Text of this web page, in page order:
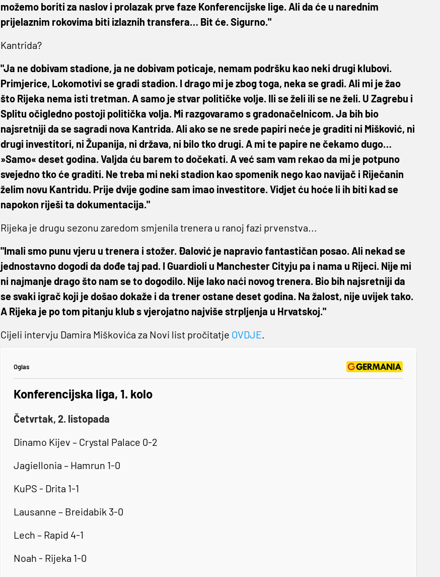
možemo boriti za naslov i prolazak prve faze Konferencijske lige. Ali da će u narednim
prijelaznim rokovima biti izlaznih transfera… Bit će. Sigurno."
Kantrida?
"Ja ne dobivam stadione, ja ne dobivam poticaje, nemam podršku kao neki drugi klubovi.
Primjerice, Lokomotivi se gradi stadion. I drago mi je zbog toga, neka se gradi. Ali mi je žao
što Rijeka nema isti tretman. A samo je stvar političke volje. Ili se želi ili se ne želi. U Zagrebu i
Splitu očigledno postoji politička volja. Mi razgovaramo s gradonačelnicom. Ja bih bio
najsretniji da se sagradi nova Kantrida. Ali ako se ne srede papiri neće je graditi ni Mišković, ni
drugi investitori, ni Županija, ni država, ni bilo tko drugi. A mi te papire ne čekamo dugo…
»Samo« deset godina. Valjda ću barem to dočekati. A već sam vam rekao da mi je potpuno
svejedno tko će graditi. Ne treba mi neki stadion kao spomenik nego kao navijač i Riječanin
želim novu Kantridu. Prije dvije godine sam imao investitore. Vidjet ću hoće li ih biti kad se
napokon riješi ta dokumentacija."
Rijeka je drugu sezonu zaredom smjenila trenera u ranoj fazi prvenstva...
"Imali smo punu vjeru u trenera i stožer. Đalović je napravio fantastičan posao. Ali nekad se
jednostavno dogodi da dođe taj pad. I Guardioli u Manchester Cityju pa i nama u Rijeci. Nije mi
ni najmanje drago što nam se to dogodilo. Nije lako naći novog trenera. Bio bih najsretniji da
se svaki igrač koji je došao dokaže i da trener ostane deset godina. Na žalost, nije uvijek tako.
A Rijeka je po tom pitanju klub s vjerojatno najviše strpljenja u Hrvatskoj."
Cijeli intervju Damira Miškovića za Novi list pročitatje OVDJE.
Oglas
Konferencijska liga, 1. kolo
Četvrtak, 2. listopada
Dinamo Kijev – Crystal Palace 0-2
Jagiellonia – Hamrun 1-0
KuPS - Drita 1-1
Lausanne – Breidabik 3-0
Lech – Rapid 4-1
Noah - Rijeka 1-0